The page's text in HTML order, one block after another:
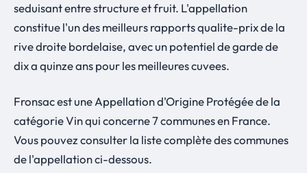
seduisant entre structure et fruit. L'appellation
constitue l'un des meilleurs rapports qualite-prix de la
rive droite bordelaise, avec un potentiel de garde de
dix a quinze ans pour les meilleures cuvees.
Fronsac est une Appellation d'Origine Protégée de la
catégorie Vin qui concerne 7 communes en France.
Vous pouvez consulter la liste complète des communes
de l'appellation ci-dessous.